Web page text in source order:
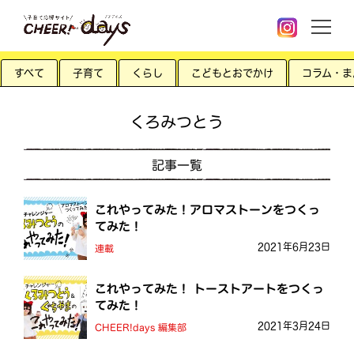
すべて 子育て くらし こどもとおでかけ コラム・
くろみつとう
記事一覧
これやってみた！アロマストーンをつくっ
てみた！
連載 2021年6月23日
これやってみた！ トーストアートをつくっ
てみた！
CHEER!days 編集部 2021年3月24日